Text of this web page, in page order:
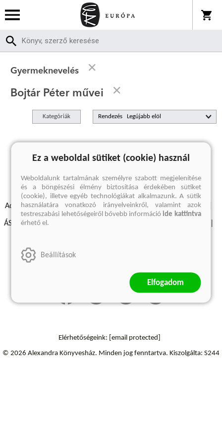
Gyermeknevelés
Bojtár Péter művei
Kategóriák Rendezés
A keresett kifejezésre nincs találat
Adatvédelmi szabályzatok Elállási felmondási nyilatkozat
ÁSZF - Vásárlási feltételek
Szállítási információk
Elérhetőségeink: [email protected]
© 2026 Alexandra Könyvesház. Minden jog fenntartva. Kiszolgálta: S244
Ez a weboldal sütiket (cookie) használ
Weboldalunk tartalmának személyre szabott megjelenítése
és a böngészési élmény biztosítása érdekében sütiket
(cookie), illetve egyéb technológiákat alkalmazunk. A sütik
használatára vonatkozó irányelveinkről, valamint azok
testreszabási lehetőségeiről bővebb információide kattintva
érhető el.
Beállítások
Elfogadom